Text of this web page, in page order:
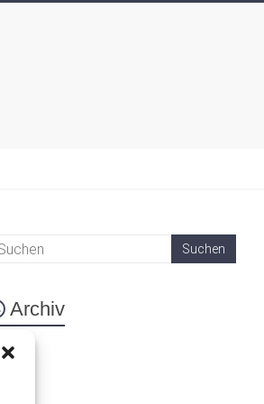
Archiv